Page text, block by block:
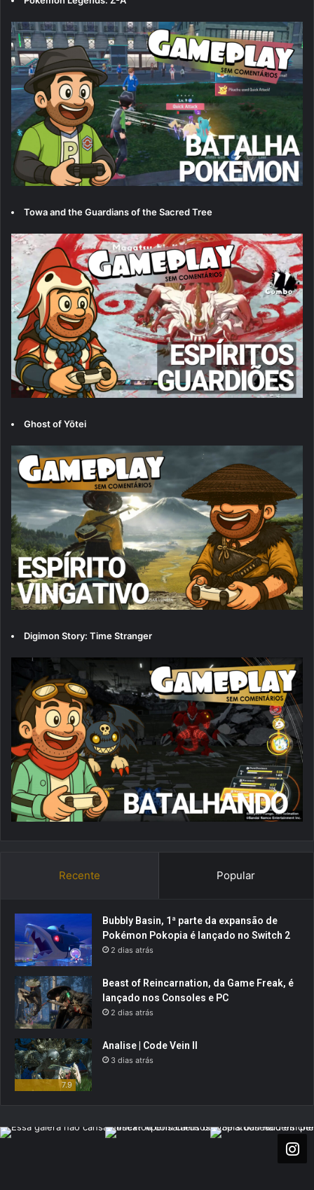
Towa and the Guardians of the Sacred Tree
Ghost of Yōtei
Digimon Story: Time Stranger
Recente Popular
Bubbly Basin, 1ª parte da expansão de
Pokémon Pokopia é lançado no Switch 2
2 dias atrás
Beast of Reincarnation, da Game Freak, é
lançado nos Consoles e PC
2 dias atrás
7.9
Analise | Code Vein II
3 dias atrás